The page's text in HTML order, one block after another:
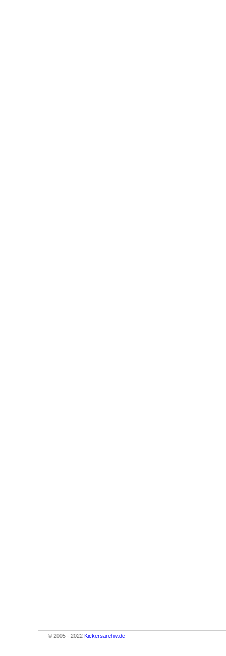
© 2005 - 2022 Kickersarchiv.de